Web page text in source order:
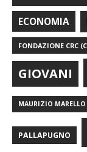
ECONOMIA
FONDAZIONE CRC
GIOVANI
MAURIZIO MARELLO
PALLAPUGNO